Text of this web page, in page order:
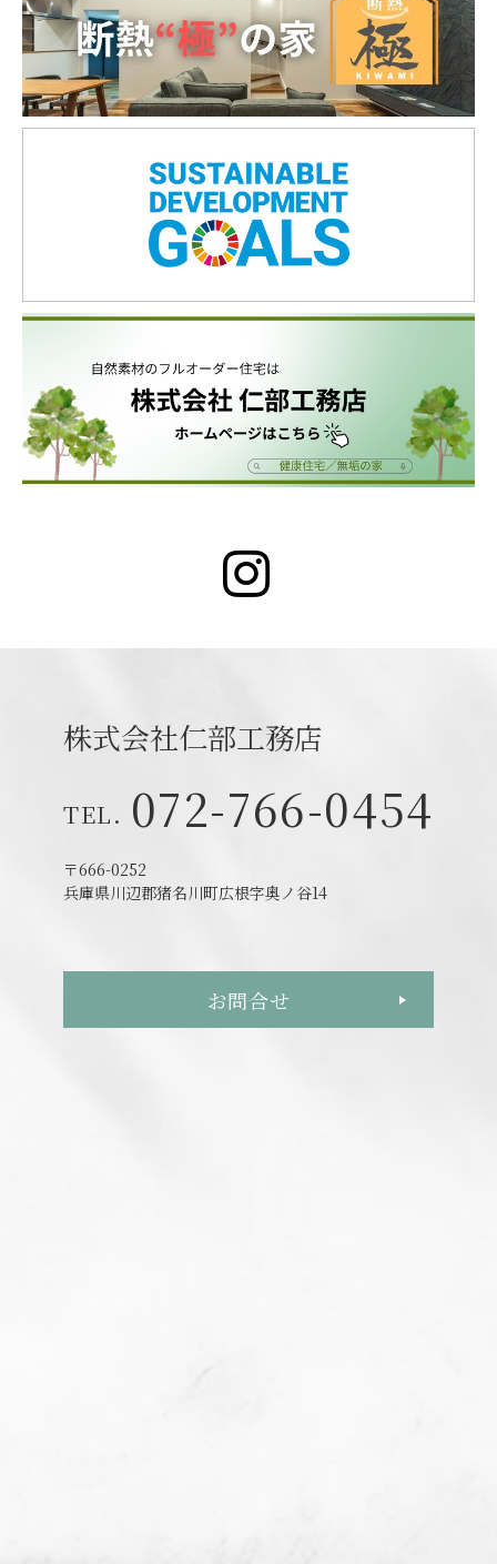
株式会社仁部工務店
072-766-0454
〒666-0252
兵庫県川辺郡猪名川町広根字奥ノ谷14
お問合せ